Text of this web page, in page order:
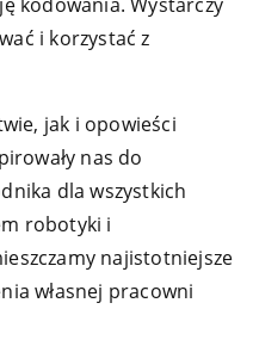
i korzystać z
jak i opowieści
nas do
dla wszystkich
robotyki i
najistotniejsze
własnej pracowni